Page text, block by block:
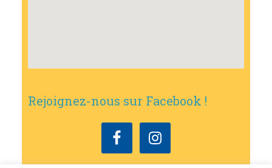
Rejoignez-nous sur Facebook !